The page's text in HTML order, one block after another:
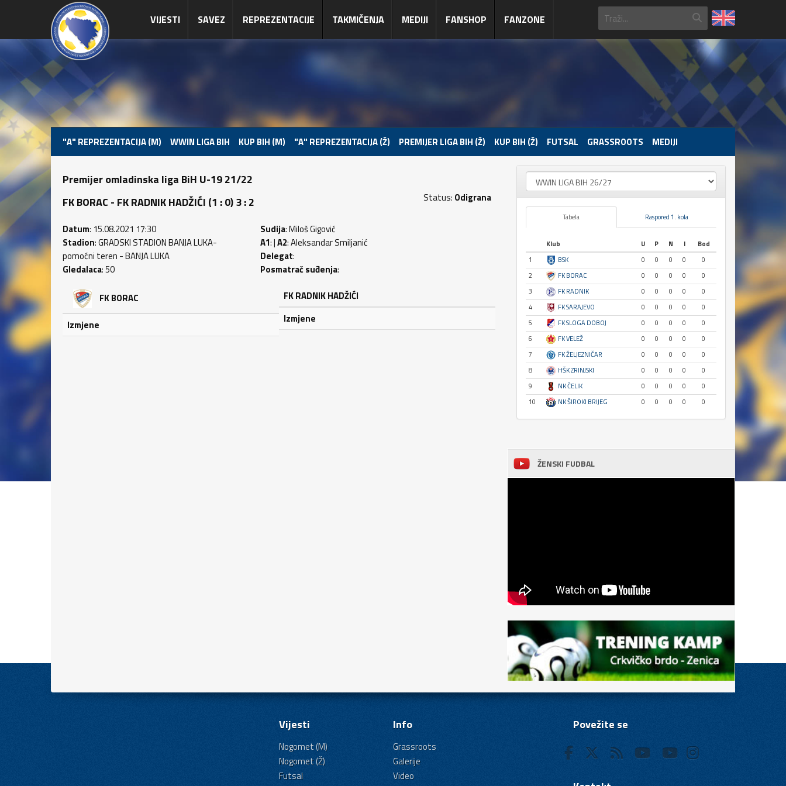
VIJESTI SAVEZ REPREZENTACIJE TAKMIČENJA MEDIJI FANSHOP FANZONE
"A" REPREZENTACIJA (M) WWIN LIGA BIH KUP BIH (M) "A" REPREZENTACIJA (Ž) PREMIJER LIGA BIH (Ž) KUP BIH (Ž) FUTSAL GRASSROOTS MEDIJI
Premijer omladinska liga BiH U-19 21/22
FK BORAC - FK RADNIK HADŽIĆI (1 : 0) 3 : 2
Status: Odigrana
Datum: 15.08.2021 17:30
Stadion: GRADSKI STADION BANJA LUKA-
pomoćni teren - BANJA LUKA
Gledalaca: 50
Sudija: Miloš Gigović
A1: |A2: Aleksandar Smiljanić
Delegat:
Posmatrač suđenja:
FK BORAC
Izmjene
FK RADNIK HADŽIĆI
Izmjene
Tabela Raspored 1. kola
Klub U P N I
Bod
1
BSK 0 0 0 0
0
2
FK BORAC 0 0 0 0
0
3
FK RADNIK 0 0 0 0
0
4
FK SARAJEVO 0 0 0 0
0
5
FK SLOGA DOBOJ 0 0 0 0
0
6
FK VELEŽ 0 0 0 0
0
7
FK ŽELJEZNIČAR 0 0 0 0
0
8
HŠK ZRINJSKI 0 0 0 0
0
9
NK ČELIK 0 0 0 0
0
10
NK ŠIROKI BRIJEG 0 0 0 0 0
ŽENSKI FUDBAL
Vijesti
Nogomet (M)
Nogomet (Ž)
Futsal
Info
Grassroots
Galerije
Video
Povežite se